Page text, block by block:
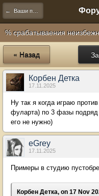
← Ваши предложения
% срабатываения
« Назад
Корбен Детка
17.11.2025
Ну так я когда играю
фуларта) по 3 фазы
его не нужно)
eGrey
17.11.2025
Примеры в студию
Корбен Детка, on 17 Nov